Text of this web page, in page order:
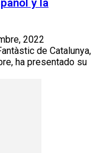
y la
2022
de Catalunya,
ha presentado su